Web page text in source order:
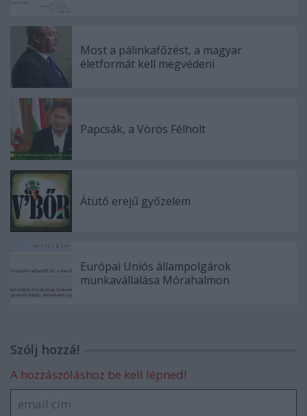
Most a pálinkafőzést, a magyar
életformát kell megvédeni
Papcsák, a Vörös Félholt
Átütő erejű győzelem
Európai Uniós állampolgárok
munkavállalása Mórahalmon
Szólj hozzá!
A hozzászóláshoz be kell lépned!